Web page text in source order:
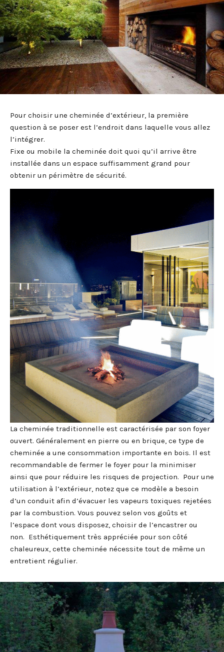
Pour choisir une cheminée d’extérieur, la première
question à se poser est l’endroit dans laquelle vous allez
l’intégrer.
Fixe ou mobile la cheminée doit quoi qu’il arrive être
installée dans un espace suffisamment grand pour
obtenir un périmètre de sécurité.
La cheminée traditionnelle est caractérisée par son foyer
ouvert. Généralement en pierre ou en brique, ce type de
cheminée a une consommation importante en bois. Il est
recommandable de fermer le foyer pour la minimiser
ainsi que pour réduire les risques de projection. Pour une
utilisation à l’extérieur, notez que ce modèle a besoin
d’un conduit afin d’évacuer les vapeurs toxiques rejetées
par la combustion. Vous pouvez selon vos goûts et
l’espace dont vous disposez, choisir de l’encastrer ou
non. Esthétiquement très appréciée pour son côté
chaleureux, cette cheminée nécessite tout de même un
entretient régulier.